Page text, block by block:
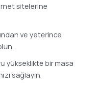
sitelerine
ve yeterince
yükseklikte bir masa
sağlayın.